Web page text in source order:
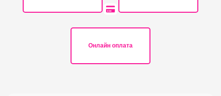
Онлайн оплата